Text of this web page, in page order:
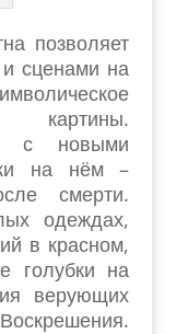
позволяет
сценами на
картины.
с новыми
на нём –
смерти.
одеждах,
в красном,
голубки на
верующих